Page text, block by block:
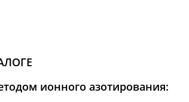
ионного азотирования: